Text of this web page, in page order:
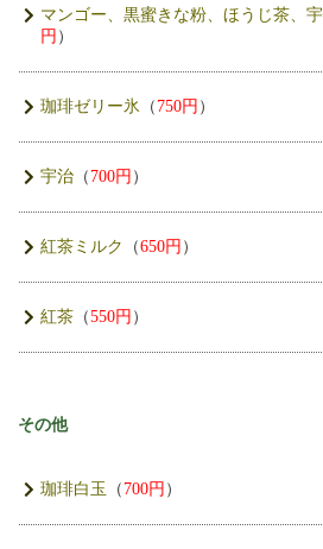
マンゴー、黒蜜きな粉、ほうじ茶、
円 ）
珈琲ゼリー氷 （ 750円 ）
宇治 （ 700円 ）
紅茶ミルク （650円 ）
紅茶 （550円 ）
その他
珈琲白玉 （ 700円 ）